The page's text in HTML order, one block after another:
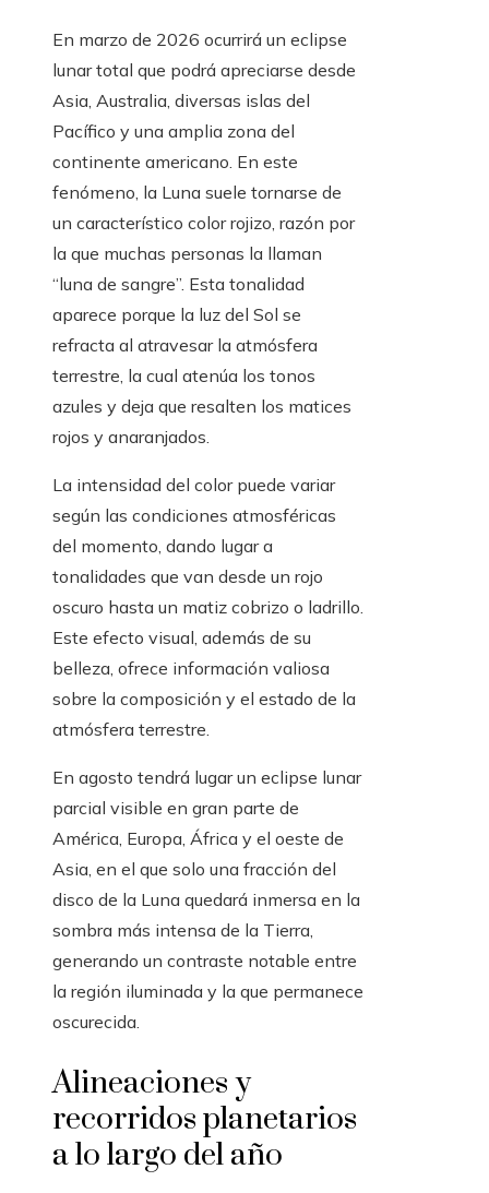
En marzo de 2026 ocurrirá un eclipse
lunar total que podrá apreciarse desde
Asia, Australia, diversas islas del
Pacífico y una amplia zona del
continente americano. En este
fenómeno, la Luna suele tornarse de
un característico color rojizo, razón por
la que muchas personas la llaman
“luna de sangre”. Esta tonalidad
aparece porque la luz del Sol se
refracta al atravesar la atmósfera
terrestre, la cual atenúa los tonos
azules y deja que resalten los matices
rojos y anaranjados.
La intensidad del color puede variar
según las condiciones atmosféricas
del momento, dando lugar a
tonalidades que van desde un rojo
oscuro hasta un matiz cobrizo o ladrillo.
Este efecto visual, además de su
belleza, ofrece información valiosa
sobre la composición y el estado de la
atmósfera terrestre.
En agosto tendrá lugar un eclipse lunar
parcial visible en gran parte de
América, Europa, África y el oeste de
Asia, en el que solo una fracción del
disco de la Luna quedará inmersa en la
sombra más intensa de la Tierra,
generando un contraste notable entre
la región iluminada y la que permanece
oscurecida.
Alineaciones y
recorridos planetarios
a lo largo del año